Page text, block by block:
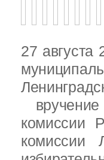
27 августа
комиссии
комиссии